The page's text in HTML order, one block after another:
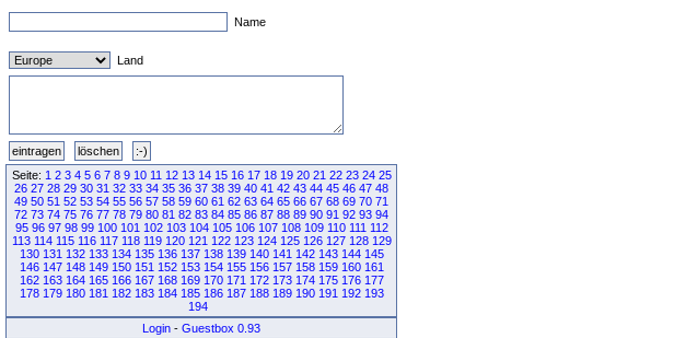
Name
Land
Seite: 1 2 3 4 5 6 7 8 9 10 11 12 13 14 15 16 17 18 19 20 21 22 23 24 25
26 27 28 29 30 31 32 33 34 35 36 37 38 39 40 41 42 43 44 45 46 47 48
49 50 51 52 53 54 55 56 57 58 59 60 61 62 63 64 65 66 67 68 69 70 71
72 73 74 75 76 77 78 79 80 81 82 83 84 85 86 87 88 89 90 91 92 93 94
95 96 97 98 99 100 101 102 103 104 105 106 107 108 109 110 111 112
113 114 115 116 117 118 119 120 121 122 123 124 125 126 127 128 129
130 131 132 133 134 135 136 137 138 139 140 141 142 143 144 145
146 147 148 149 150 151 152 153 154 155 156 157 158 159 160 161
162 163 164 165 166 167 168 169 170 171 172 173 174 175 176 177
178 179 180 181 182 183 184 185 186 187 188 189 190 191 192 193
194
Login - Guestbox 0.93